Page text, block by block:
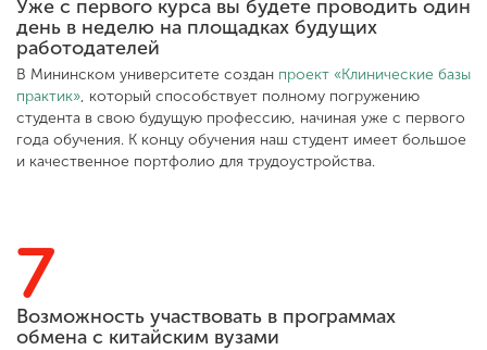
Уже с первого курса вы будете проводить один
день в неделю на площадках будущих
работодателей
В Мининском университете создан проект «Клинические базы
практик», который способствует полному погружению
студента в свою будущую профессию, начиная уже с первого
года обучения. К концу обучения наш студент имеет большое
и качественное портфолио для трудоустройства.
7
Возможность участвовать в программах
обмена с китайским вузами